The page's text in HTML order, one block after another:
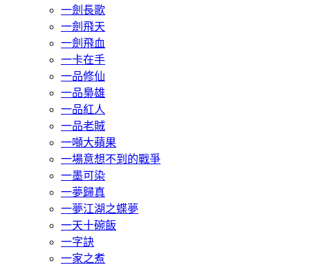
一劍長歌
一劍飛天
一劍飛血
一卡在手
一品修仙
一品梟雄
一品紅人
一品老賊
一噸大蘋果
一場意想不到的戰爭
一墨可染
一夢歸真
一夢江湖之蝶夢
一天十碗飯
一字訣
一家之煮